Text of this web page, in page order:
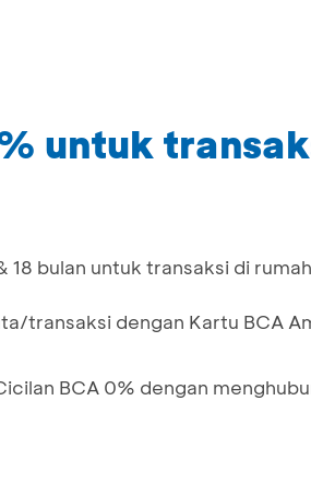
untuk
18 bulan untuk transaksi di
transaksi dengan Kartu BCA
BCA 0% dengan